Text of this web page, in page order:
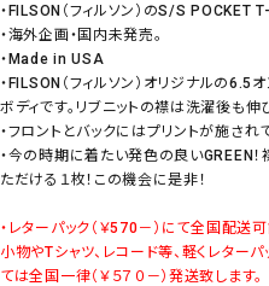
・FILSON（フィルソン）のS/S POCKET
・海外企画・国内未発売。
・Made in USA
・FILSON（フィルソン）オリジナルの
ボディです。リブニットの襟は洗濯後も伸
・フロントとバックにはプリントが施され
・今の時期に着たい発色の良いGREEN！
ただける１枚！この機会に是非！
・レターパック（￥570－）にて全国配送可
小物やTシャツ、レコード等、軽くレター
ては全国一律（￥５７０－）発送致します。